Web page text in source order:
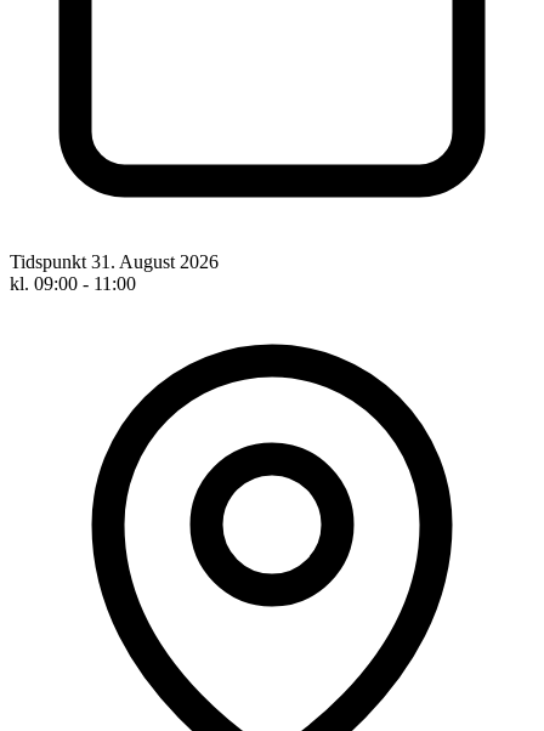
Tidspunkt 31. August 2026
kl. 09:00 - 11:00